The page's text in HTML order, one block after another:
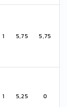
1 5,75 5,75
1 5,25 0